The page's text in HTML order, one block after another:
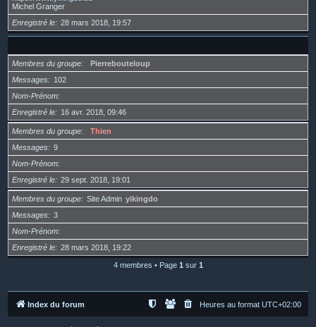
Michel Granger
Enregistré le
28 mars 2018, 19:57
Membres du groupe
Pierrebouteloup
Messages
102
Nom-Prénom
Enregistré le
16 avr. 2018, 09:46
Membres du groupe
Thien
Messages
9
Nom-Prénom
Enregistré le
29 sept. 2018, 19:01
Membres du groupe Site Admin yikingdo
Messages
3
Nom-Prénom
Enregistré le
28 mars 2018, 19:22
4 membres • Page 1 sur 1
Index du forum Heures au format UTC+02:00